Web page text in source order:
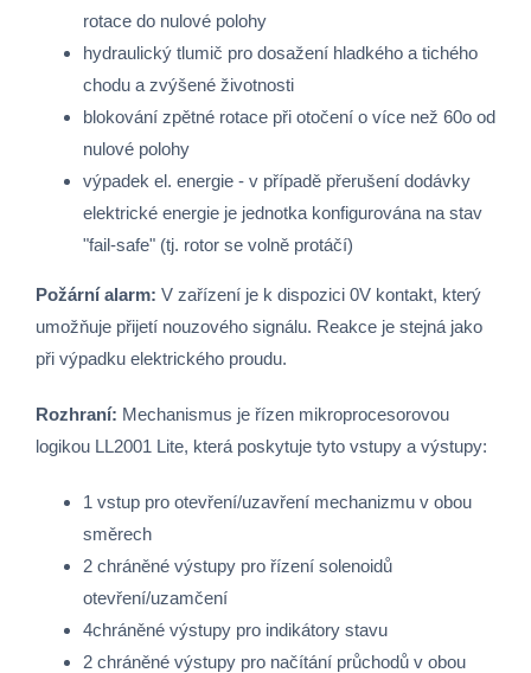
rotace do nulové polohy
hydraulický tlumič pro dosažení hladkého a tichého
chodu a zvýšené životnosti
blokování zpětné rotace při otočení o více než 60o od
nulové polohy
výpadek el. energie - v případě přerušení dodávky
elektrické energie je jednotka konfigurována na stav
"fail-safe" (tj. rotor se volně protáčí)
Požární alarm: V zařízení je k dispozici 0V kontakt, který
umožňuje přijetí nouzového signálu. Reakce je stejná jako
při výpadku elektrického proudu.
Rozhraní: Mechanismus je řízen mikroprocesorovou
logikou LL2001 Lite, která poskytuje tyto vstupy a výstupy:
1 vstup pro otevření/uzavření mechanizmu v obou
směrech
2 chráněné výstupy pro řízení solenoidů
otevření/uzamčení
4chráněné výstupy pro indikátory stavu
2 chráněné výstupy pro načítání průchodů v obou